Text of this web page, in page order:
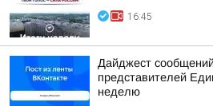
16:45
Дайджест
представителей
неделю